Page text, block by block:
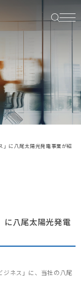
」に八尾太陽光発電事業が紹
に八尾太陽光発電
ジネス」に、当社の八尾